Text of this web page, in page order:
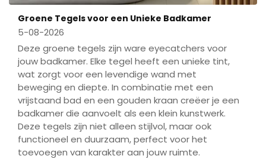
Groene Tegels voor een Unieke Badkamer
5-08-2026
Deze groene tegels zijn ware eyecatchers voor
jouw badkamer. Elke tegel heeft een unieke tint,
wat zorgt voor een levendige wand met
beweging en diepte. In combinatie met een
vrijstaand bad en een gouden kraan creëer je een
badkamer die aanvoelt als een klein kunstwerk.
Deze tegels zijn niet alleen stijlvol, maar ook
functioneel en duurzaam, perfect voor het
toevoegen van karakter aan jouw ruimte.